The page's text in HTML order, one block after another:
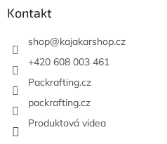
Kontakt
shop@kajakarshop.cz
+420 608 003 461
Packrafting.cz
packrafting.cz
Produktová videa